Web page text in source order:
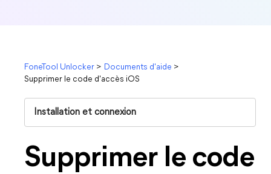
FoneTool Unlocker > Documents d'aide >
Supprimer le code d'accès iOS
Installation et connexion
Supprimer le code